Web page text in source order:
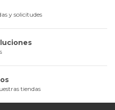
y solicitudes
tiendas